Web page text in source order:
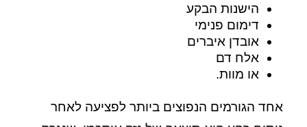
הישנות הבקע
דימום פנימי
אובדן איברים
אלח דם
או מוות.
אחד הגורמים הנפוצים ביותר לפציעה לאחר